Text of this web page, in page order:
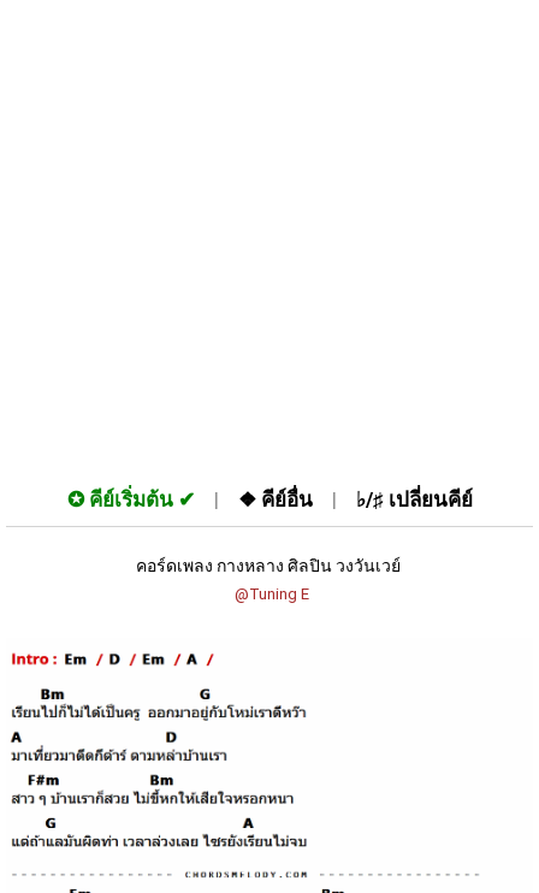
✪ คีย์เริ่มต้น ❖ คีย์อื่น ♭/♯ เปลี่ยนคีย์
คอร์ดเพลง กางหลาง ศิลปิน วงวันเวย์
@Tuning E